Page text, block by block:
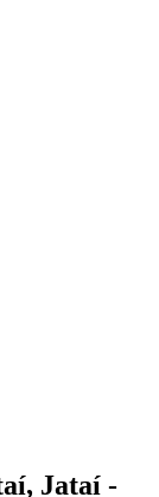
Jataí -